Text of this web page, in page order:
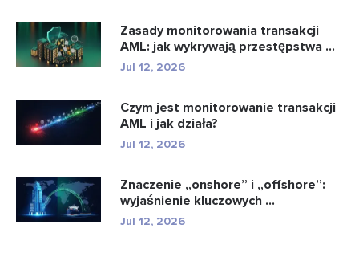
Zasady monitorowania transakcji
AML: jak wykrywają przestępstwa ...
Jul 12, 2026
Czym jest monitorowanie transakcji
AML i jak działa?
Jul 12, 2026
Znaczenie „onshore” i „offshore”:
wyjaśnienie kluczowych ...
Jul 12, 2026